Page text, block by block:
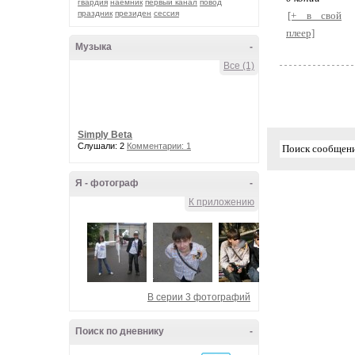
гвардия наёмник первый канал повод
праздник президен сессия
-
Музыка
Все (1)
Simply Beta
Слушали: 2 Комментарии: 1
-
Я - фотограф
К приложению
В серии 3 фотографий
-
Поиск по дневнику
[+ в свой
плеер]